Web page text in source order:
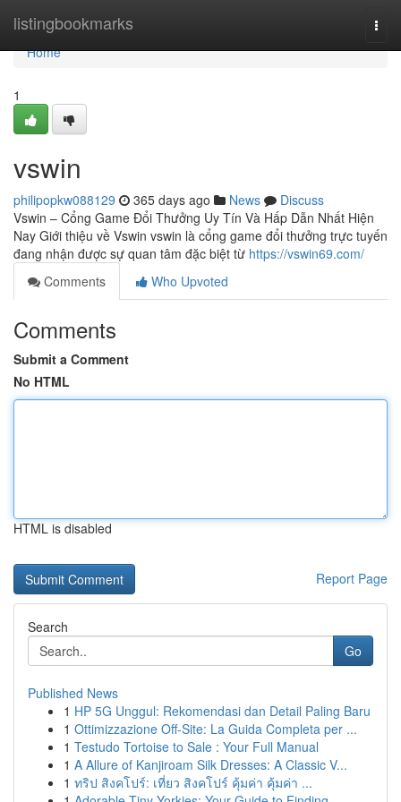
listingbookmarks
Home
Home
1
vswin
philipopkw088129 365 days ago News
Discuss
Vswin – Cổng Game Đổi Thưởng Uy Tín Và Hấp Dẫn Nhất Hiện
Nay Giới thiệu về Vswin vswin là cổng game đổi thưởng trực tuyến
đang nhận được sự quan tâm đặc biệt từ https://vswin69.com/
Comments
Who Upvoted
Comments
Submit a Comment
No HTML
HTML is disabled
Report Page
Search
Go
Published News
1 HP 5G Unggul: Rekomendasi dan Detail Paling Baru
1 Ottimizzazione Off-Site: La Guida Completa per ...
1 Testudo Tortoise to Sale : Your Full Manual
1 A Allure of Kanjiroam Silk Dresses: A Classic V...
1 ทริป สิงคโปร์: เที่ยว สิงคโปร์ คุ้มค่า คุ้มค่า ...